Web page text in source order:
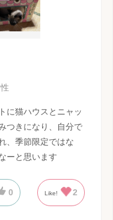
に猫ハウスとニャッ
つきになり、自分で
、季節限定ではな
ーと思います
0 Like! 2